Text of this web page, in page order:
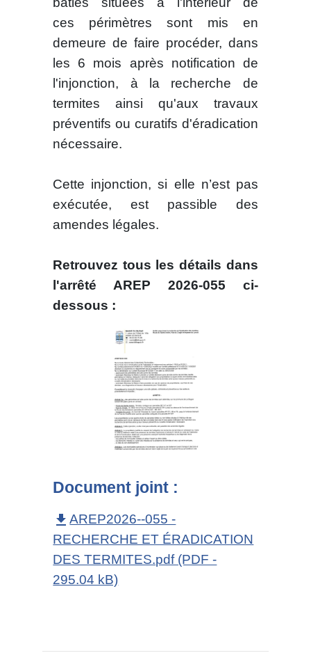
ces périmètres sont mis en
demeure de faire procéder, dans
les 6 mois après notification de
l'injonction, à la recherche de
termites ainsi qu'aux travaux
préventifs ou curatifs d'éradication
nécessaire.
Cette injonction, si elle n’est pas
exécutée, est passible des
amendes légales.
Retrouvez tous les détails dans
l'arrêté AREP 2026-055 ci-
dessous :
Document joint :
file_downloadAREP2026--055 -
RECHERCHE ET ÉRADICATION
DES TERMITES.pdf (PDF -
295.04 kB)